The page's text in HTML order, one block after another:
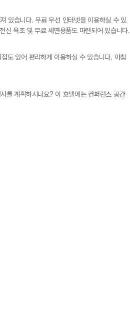
있습니다. 무료 무선 인터넷을 이용하실 수 있
신 욕조 및 무료 세면용품도 마련되어 있습니다.
도 있어 편리하게 이용하실 수 있습니다. 아침
를 계획하시나요? 이 호텔에는 컨퍼런스 공간